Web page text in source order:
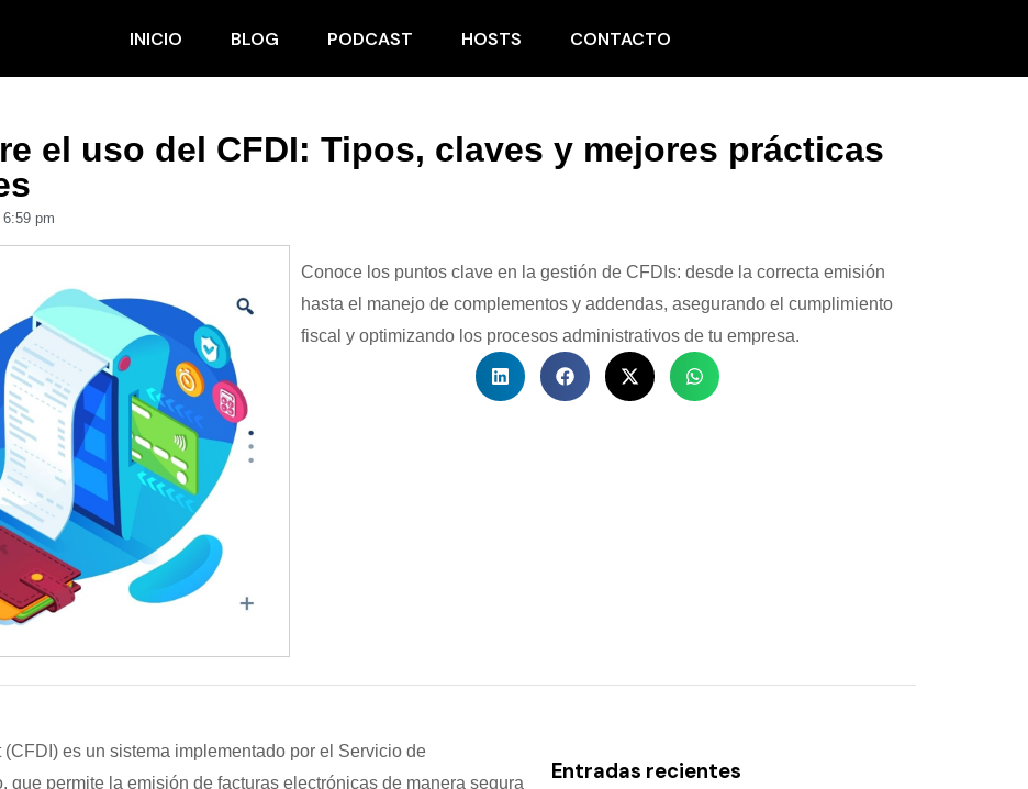
INICIO BLOG PODCAST HOSTS CONTACTO
el uso del CFDI: Tipos, claves y mejores prácticas
6:59 pm
Conoce los puntos clave en la gestión de CFDIs: desde la correcta emisión
hasta el manejo de complementos y addendas, asegurando el cumplimiento
fiscal y optimizando los procesos administrativos de tu empresa.
es un sistema implementado por el Servicio de
que permite la emisión de facturas electrónicas de manera segura
Entradas recientes